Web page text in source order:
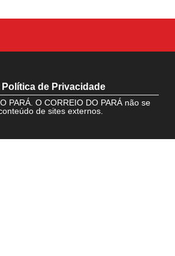
de Privacidade
PARÁ. O CORREIO DO PARÁ não se
de sites externos.